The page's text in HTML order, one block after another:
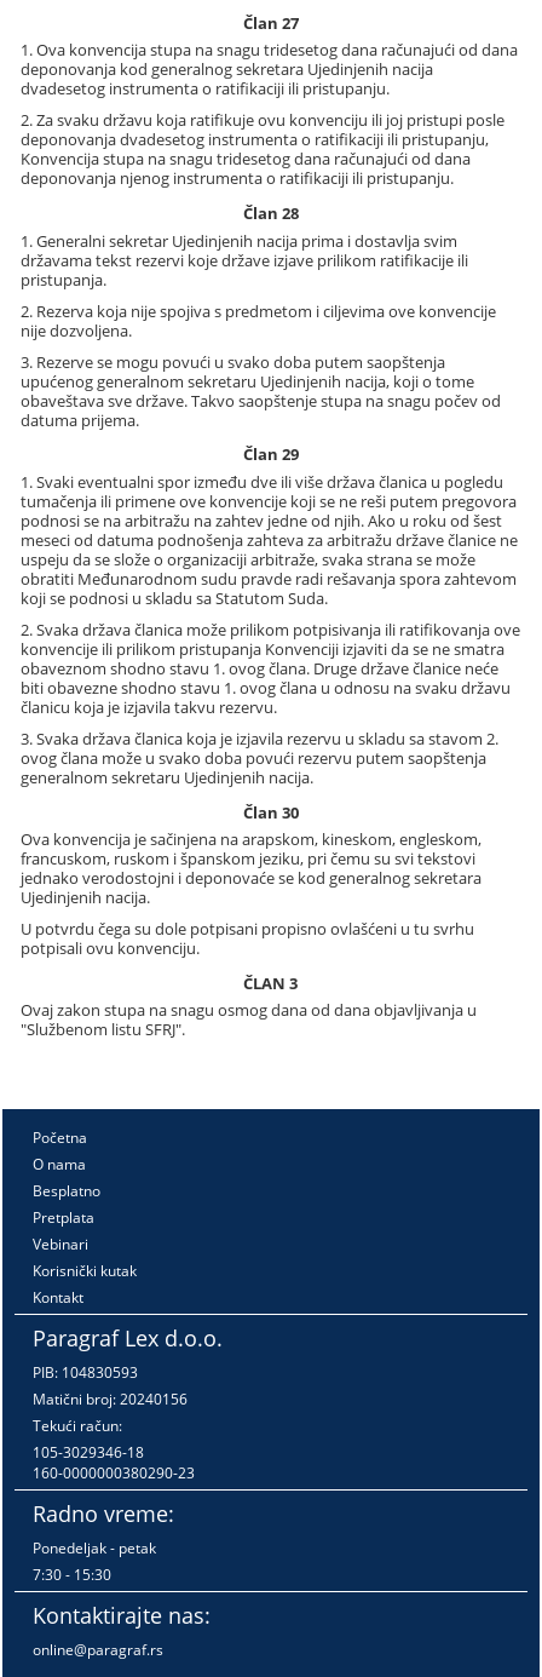
Član 27
1. Ova konvencija stupa na snagu tridesetog dana računajući od dana
deponovanja kod generalnog sekretara Ujedinjenih nacija
dvadesetog instrumenta o ratifikaciji ili pristupanju.
2. Za svaku državu koja ratifikuje ovu konvenciju ili joj pristupi posle
deponovanja dvadesetog instrumenta o ratifikaciji ili pristupanju,
Konvencija stupa na snagu tridesetog dana računajući od dana
deponovanja njenog instrumenta o ratifikaciji ili pristupanju.
Član 28
1. Generalni sekretar Ujedinjenih nacija prima i dostavlja svim
državama tekst rezervi koje države izjave prilikom ratifikacije ili
pristupanja.
2. Rezerva koja nije spojiva s predmetom i ciljevima ove konvencije
nije dozvoljena.
3. Rezerve se mogu povući u svako doba putem saopštenja
upućenog generalnom sekretaru Ujedinjenih nacija, koji o tome
obaveštava sve države. Takvo saopštenje stupa na snagu počev od
datuma prijema.
Član 29
1. Svaki eventualni spor između dve ili više država članica u pogledu
tumačenja ili primene ove konvencije koji se ne reši putem pregovora
podnosi se na arbitražu na zahtev jedne od njih. Ako u roku od šest
meseci od datuma podnošenja zahteva za arbitražu države članice ne
uspeju da se slože o organizaciji arbitraže, svaka strana se može
obratiti Međunarodnom sudu pravde radi rešavanja spora zahtevom
koji se podnosi u skladu sa Statutom Suda.
2. Svaka država članica može prilikom potpisivanja ili ratifikovanja ove
konvencije ili prilikom pristupanja Konvenciji izjaviti da se ne smatra
obaveznom shodno stavu 1. ovog člana. Druge države članice neće
biti obavezne shodno stavu 1. ovog člana u odnosu na svaku državu
članicu koja je izjavila takvu rezervu.
3. Svaka država članica koja je izjavila rezervu u skladu sa stavom 2.
ovog člana može u svako doba povući rezervu putem saopštenja
generalnom sekretaru Ujedinjenih nacija.
Član 30
Ova konvencija je sačinjena na arapskom, kineskom, engleskom,
francuskom, ruskom i španskom jeziku, pri čemu su svi tekstovi
jednako verodostojni i deponovaće se kod generalnog sekretara
Ujedinjenih nacija.
U potvrdu čega su dole potpisani propisno ovlašćeni u tu svrhu
potpisali ovu konvenciju.
ČLAN 3
Ovaj zakon stupa na snagu osmog dana od dana objavljivanja u
"Službenom listu SFRJ".
Početna
O nama
Besplatno
Pretplata
Vebinari
Korisnički kutak
Kontakt
Paragraf Lex d.o.o.
PIB: 104830593
Matični broj: 20240156
Tekući račun:
105-3029346-18
160-0000000380290-23
Radno vreme:
Ponedeljak - petak
7:30 - 15:30
Kontaktirajte nas:
online@paragraf.rs